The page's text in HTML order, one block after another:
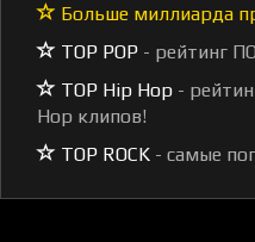
Больше миллиарда
TOP POP - рейтинг
TOP Hip Hop -
Hop клипов!
TOP ROCK - самые